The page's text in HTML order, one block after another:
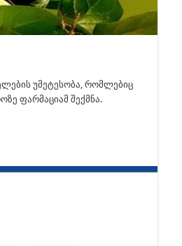
უმეტესობა, რომლებიც
ფარმაციამ შექმნა.